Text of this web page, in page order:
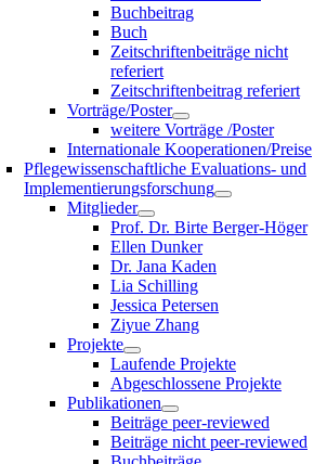
Buchbeitrag
Buch
Zeitschriftenbeiträge nicht
referiert
Zeitschriftenbeitrag referiert
Vorträge/Poster
weitere Vorträge /Poster
Internationale Kooperationen/Preise
Pflegewissenschaftliche Evaluations- und
Implementierungsforschung
Mitglieder
Prof. Dr. Birte Berger-Höger
Ellen Dunker
Dr. Jana Kaden
Lia Schilling
Jessica Petersen
Ziyue Zhang
Projekte
Laufende Projekte
Abgeschlossene Projekte
Publikationen
Beiträge peer-reviewed
Beiträge nicht peer-reviewed